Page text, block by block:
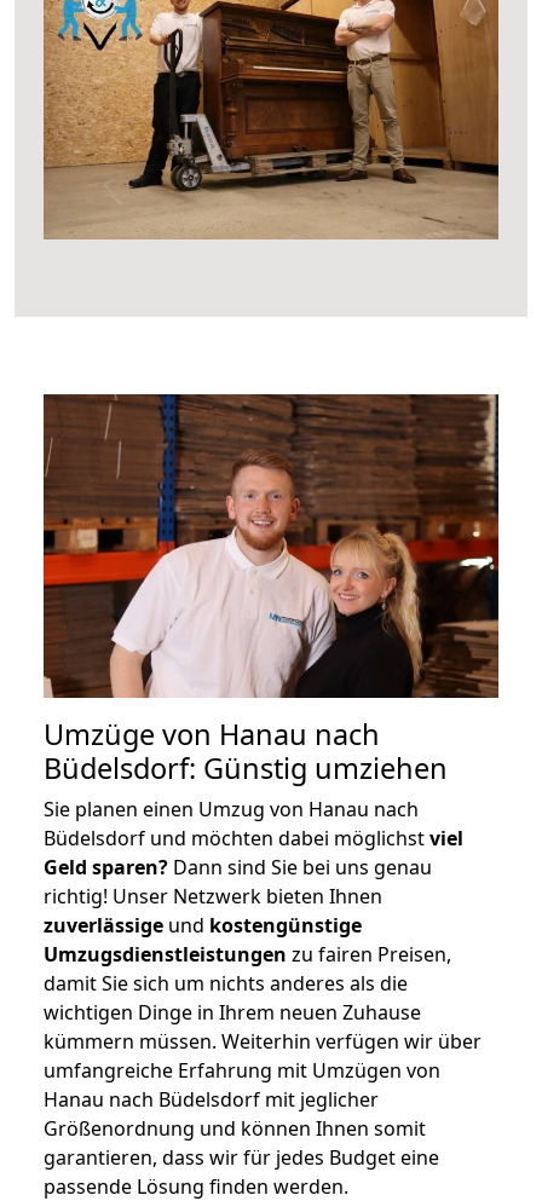
Umzüge von Hanau nach
Büdelsdorf: Günstig umziehen
Sie planen einen Umzug von Hanau nach
Büdelsdorf und möchten dabei möglichstviel
Geld sparen? Dann sind Sie bei uns genau
richtig! Unser Netzwerk bieten Ihnen
zuverlässige und kostengünstige
Umzugsdienstleistungen zu fairen Preisen,
damit Sie sich um nichts anderes als die
wichtigen Dinge in Ihrem neuen Zuhause
kümmern müssen. Weiterhin verfügen wir über
umfangreiche Erfahrung mit Umzügen von
Hanau nach Büdelsdorf mit jeglicher
Größenordnung und können Ihnen somit
garantieren, dass wir für jedes Budget eine
passende Lösung finden werden.